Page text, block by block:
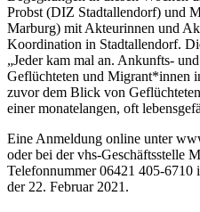
Probst (DIZ Stadtallendorf) und
Marburg) mit Akteurinnen und
Koordination in Stadtallendorf.
„Jeder kam mal an. Ankunfts-
Geflüchteten und Migrant*innen
zuvor dem Blick von
einer monatelangen, oft
Eine Anmeldung online unter
oder bei der vhs-Geschäftsstelle
Telefonnummer 06421 405-6710
der 22. Februar 2021.